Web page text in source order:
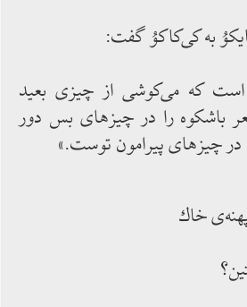
به كی‌‌كاكوُ گفت:
است كه می‌‌كوشی از چیزی بعید
باشكوه را در چیزهای بس دور
چیزهای پیرامون توست.»
خاك